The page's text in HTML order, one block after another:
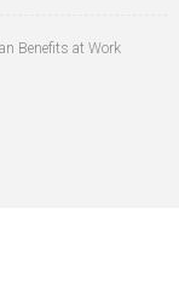
Benefits at Work